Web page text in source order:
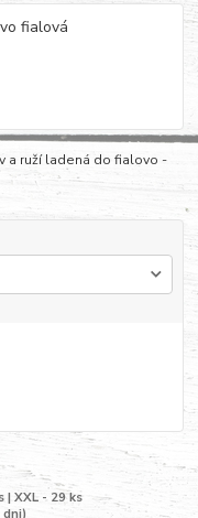
a ruží ladená do fialovo -
| XXL - 29 ks
dni)